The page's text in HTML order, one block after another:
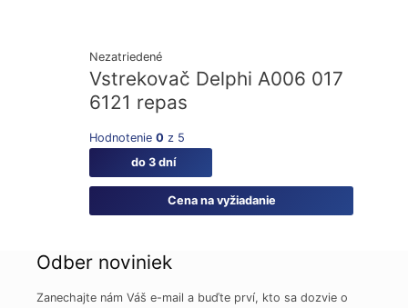
Nezatriedené
Vstrekovač Delphi A006 017
6121 repas
Hodnotenie0 z 5
do 3 dní
Cena na vyžiadanie
Odber noviniek
Zanechajte nám Váš e-mail a buďte prví, kto sa dozvie o